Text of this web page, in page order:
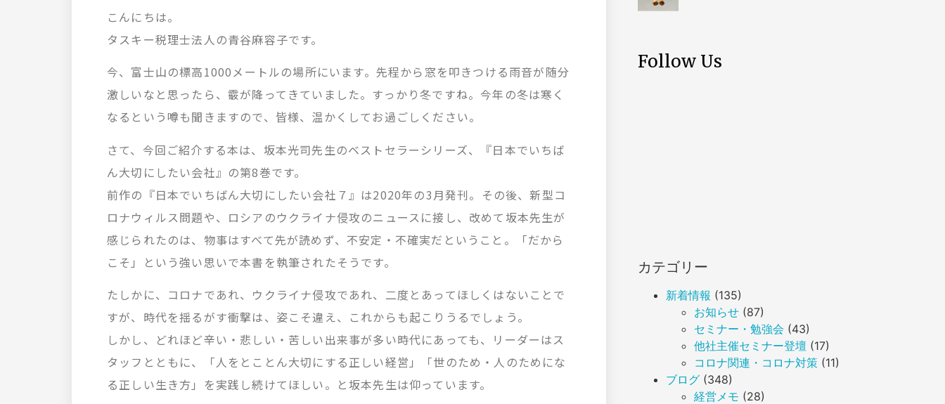
こんにちは。
タスキー税理士法人の青谷麻容子です。
今、富士山の標高1000メートルの場所にいます。先程から窓を叩きつける雨音が随分
激しいなと思ったら、霰が降ってきていました。すっかり冬ですね。今年の冬は寒く
なるという噂も聞きますので、皆様、温かくしてお過ごしください。
さて、今回ご紹介する本は、坂本光司先生のベストセラーシリーズ、『日本でいちば
ん大切にしたい会社』の第8巻です。
前作の『日本でいちばん大切にしたい会社７』は2020年の3月発刊。その後、新型コ
ロナウィルス問題や、ロシアのウクライナ侵攻のニュースに接し、改めて坂本先生が
感じられたのは、物事はすべて先が読めず、不安定・不確実だということ。「だから
こそ」という強い思いで本書を執筆されたそうです。
たしかに、コロナであれ、ウクライナ侵攻であれ、二度とあってほしくはないことで
すが、時代を揺るがす衝撃は、姿こそ違え、これからも起こりうるでしょう。
しかし、どれほど辛い・悲しい・苦しい出来事が多い時代にあっても、リーダーはス
タッフとともに、「人をとことん大切にする正しい経営」「世のため・人のためにな
る正しい生き方」を実践し続けてほしい。と坂本先生は仰っています。
Follow Us
カテゴリー
新着情報 (135)
お知らせ(87)
セミナー・勉強会 (43)
他社主催セミナー登壇 (17)
コロナ関連・コロナ対策(11)
ブログ(348)
経営メモ (28)